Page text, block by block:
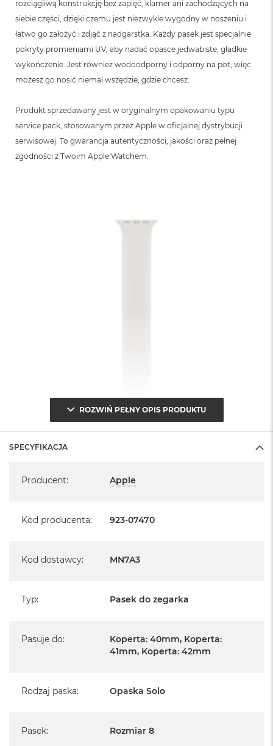
rozciągliwą konstrukcję bez zapięć, klamer ani zachodzących na
siebie części, dzięki czemu jest niezwykle wygodny w noszeniu i
łatwo go założyć i zdjąć z nadgarstka. Każdy pasek jest specjalnie
pokryty promieniami UV, aby nadać opasce jedwabiste, gładkie
wykończenie. Jest również wodoodporny i odporny na pot, więc
możesz go nosić niemal wszędzie, gdzie chcesz.
Produkt sprzedawany jest w oryginalnym opakowaniu typu
service pack, stosowanym przez Apple w oficjalnej dystrybucji
serwisowej. To gwarancja autentyczności, jakości oraz pełnej
zgodności z Twoim Apple Watchem.
ROZWIŃ PEŁNY OPIS PRODUKTU
SPECYFIKACJA
Producent: Apple
Kod producenta: 923-07470
Kod dostawcy: MN7A3
Typ: Pasek do zegarka
Pasuje do:
Koperta: 40mm, Koperta:
41mm, Koperta: 42mm
Rodzaj paska: Opaska Solo
Pasek: Rozmiar 8